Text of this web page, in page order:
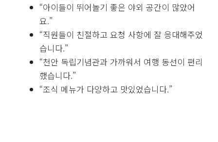
“아이들이 뛰어놀기 좋은 야외 공간이 많았어
요.”
“직원들이 친절하고 요청 사항에 잘 응대해주었
습니다.”
“천안 독립기념관과 가까워서 여행 동선이 편리
했습니다.”
“조식 메뉴가 다양하고 맛있었습니다.”